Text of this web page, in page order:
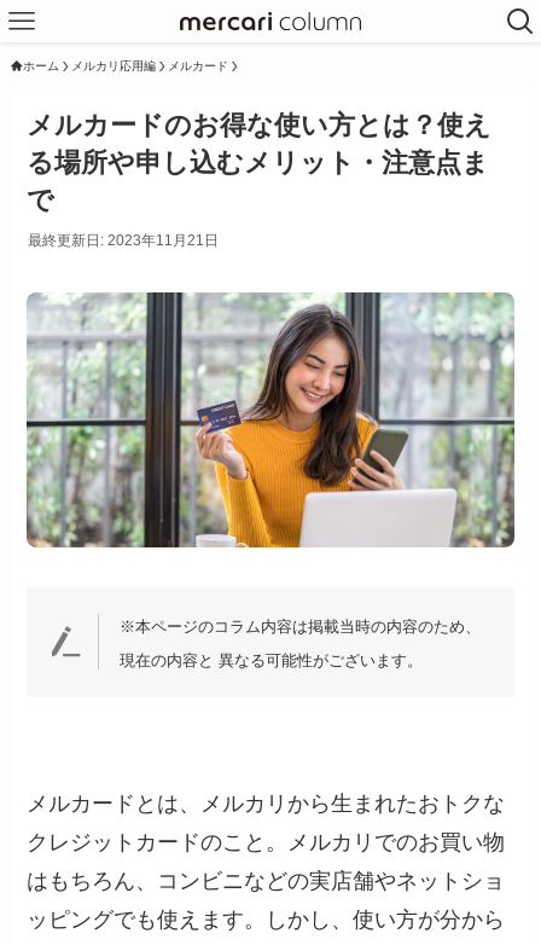
ホーム メルカリ応用編 メルカード
メルカードのお得な使い方とは？使え
る場所や申し込むメリット・注意点ま
で
最終更新日: 2023年11月21日
※本ページのコラム内容は掲載当時の内容のため、
現在の内容と 異なる可能性がございます。
メルカードとは、メルカリから生まれたおトクな
クレジットカードのこと。メルカリでのお買い物
はもちろん、コンビニなどの実店舗やネットショ
ッピングでも使えます。しかし、使い方が分から